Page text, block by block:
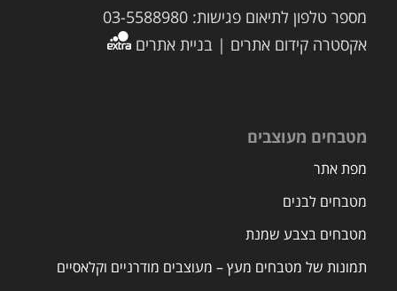
מספר טלפון לתיאום פגישות: 03-5588980
אקסטרה קידום אתרים | בניית אתרים
מטבחים מעוצבים
מפת אתר
מטבחים לבנים
מטבחים בצבע שמנת
תמונות של מטבחים מעץ – מעוצבים מודרניים וקלאסיים